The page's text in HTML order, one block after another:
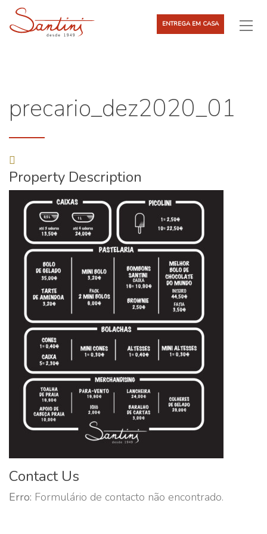
ENTREGA EM CASA
precario_dez2020_01
Property Description
Contact Us
Erro: Formulário de contacto não encontrado.